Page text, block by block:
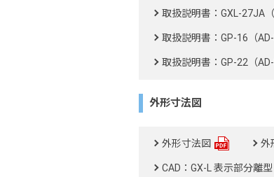
取扱説明書：GXL-27JA
取扱説明書：GP-16（
取扱説明書：GP-22（
外形寸法図
外形寸法図 外
CAD：GX-L 表示部分離型